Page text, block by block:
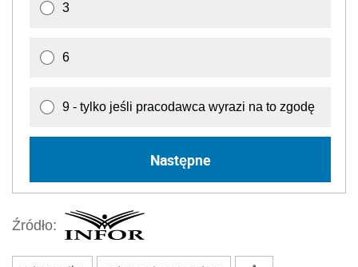
3
6
9 - tylko jeśli pracodawca wyrazi na to zgodę
Następne
Źródło: